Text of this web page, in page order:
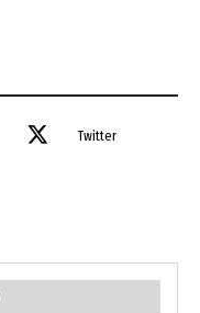
Twitter